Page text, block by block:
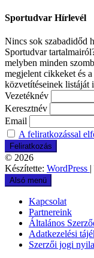
Sportudvar Hírlevél
Nincs sok szabadidőd
Sportudvar
melyben minden
megjelent cikkeket és
közvetítéseinek listáját
Vezetéknév
Keresztnév
Email
A feliratkozással
© 2026
Készítette: WordPress |
Alsó menü
Kapcsolat
Partnereink
Általános
Adatkezelési
Szerzői jogi